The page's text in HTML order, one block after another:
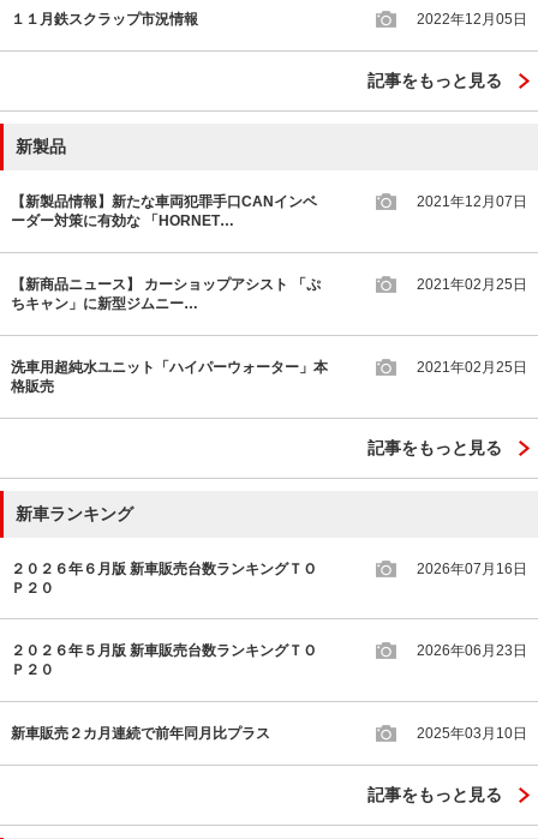
１１月鉄スクラップ市況情報 2022年12月05日
記事をもっと見る
新製品
【新製品情報】新たな車両犯罪手口CANインベ
ーダー対策に有効な 「HORNET…
2021年12月07日
【新商品ニュース】 カーショップアシスト 「ぷ
ちキャン」に新型ジムニー…
2021年02月25日
洗車用超純水ユニット「ハイパーウォーター」本
格販売
2021年02月25日
記事をもっと見る
新車ランキング
２０２６年６月版 新車販売台数ランキングＴＯ
Ｐ２０
2026年07月16日
２０２６年５月版 新車販売台数ランキングＴＯ
Ｐ２０
2026年06月23日
新車販売２カ月連続で前年同月比プラス 2025年03月10日
記事をもっと見る